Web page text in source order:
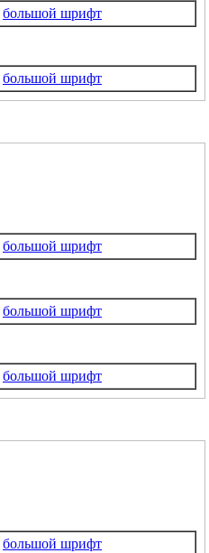
большой шрифт
большой шрифт
большой шрифт
большой шрифт
большой шрифт
большой шрифт